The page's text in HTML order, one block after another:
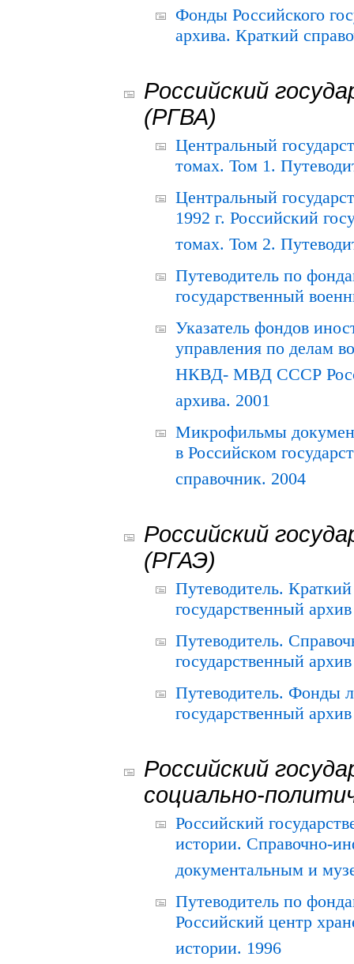
Фонды Российского
архива. Краткий
Российский
(РГВА)
Центральный
томах. Том 1.
Центральный
1992 г. Российский
томах. Том 2.
Путеводитель по
государственный
Указатель фондов
управления по делам
НКВД- МВД СССР
архива. 2001
Микрофильмы
в Российском
справочник. 2004
Российский
(РГАЭ)
Путеводитель.
государственный
Путеводитель.
государственный
Путеводитель. Фонды
государственный
Российский
социально-
Российский
истории. Справочно-
документальным и
Путеводитель по
Российский центр
истории. 1996